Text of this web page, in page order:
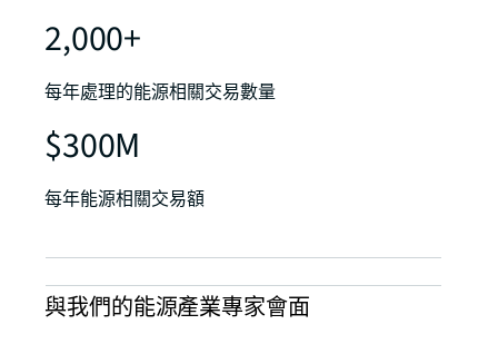
2,000+
每年處理的能源相關交易數量
$300M
每年能源相關交易額
與我們的能源產業專家會面